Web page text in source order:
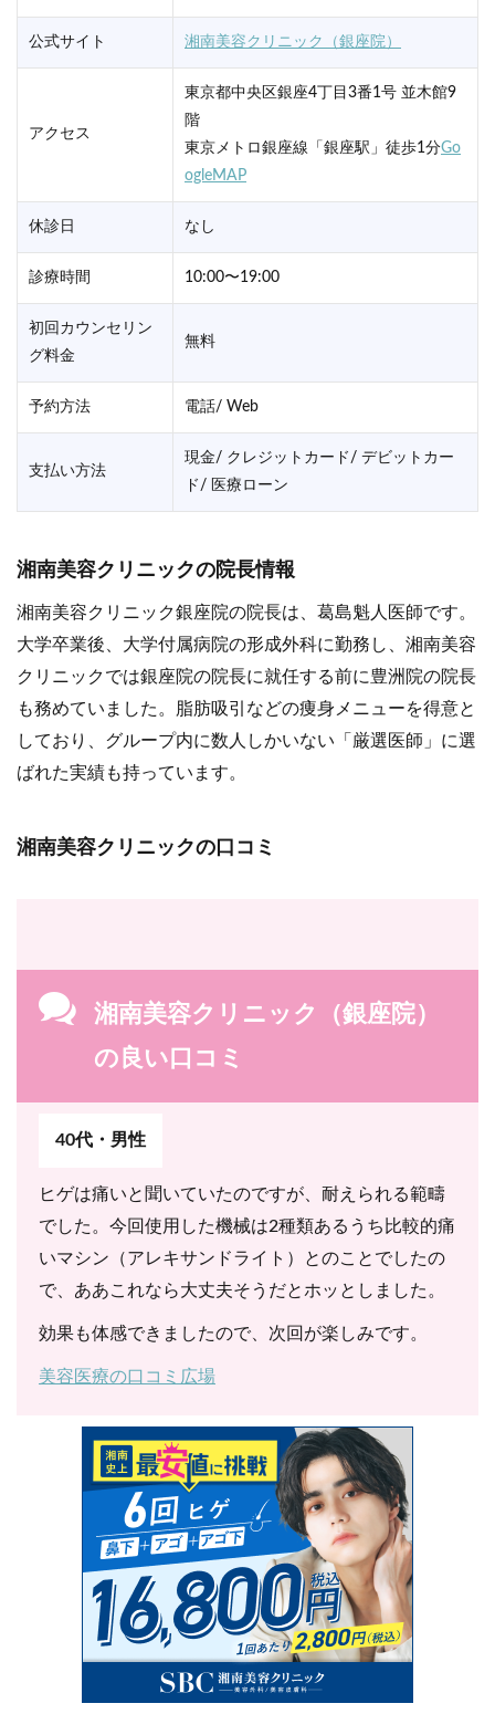
公式サイト 湘南美容クリニック（銀座院）
アクセス
東京都中央区銀座4丁目3番1号 並木館9
階
東京メトロ銀座線「銀座駅」徒歩1分Go
ogleMAP
休診日 なし
診療時間 10:00〜19:00
初回カウンセリン
グ料金
無料
予約方法 電話/ Web
支払い方法
現金/ クレジットカード/ デビットカー
ド/ 医療ローン
湘南美容クリニックの院長情報
湘南美容クリニック銀座院の院長は、葛島魁人医師です。
大学卒業後、大学付属病院の形成外科に勤務し、湘南美容
クリニックでは銀座院の院長に就任する前に豊洲院の院長
も務めていました。脂肪吸引などの痩身メニューを得意と
しており、グループ内に数人しかいない「厳選医師」に選
ばれた実績も持っています。
湘南美容クリニックの口コミ
湘南美容クリニック（銀座院）
の良い口コミ
40代・男性
ヒゲは痛いと聞いていたのですが、耐えられる範疇
でした。今回使用した機械は2種類あるうち比較的痛
いマシン（アレキサンドライト）とのことでしたの
で、ああこれなら大丈夫そうだとホッとしました。
効果も体感できましたので、次回が楽しみです。
美容医療の口コミ広場